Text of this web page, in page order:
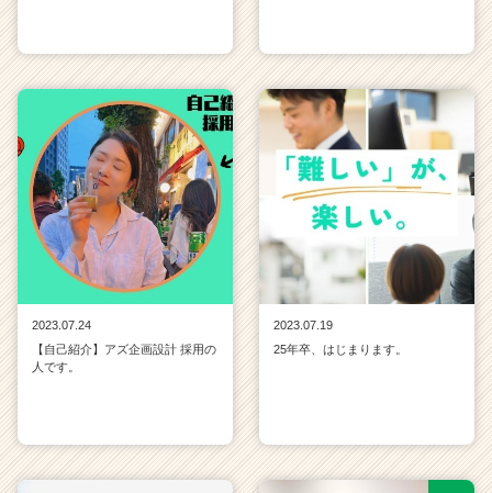
2023.07.24
【自己紹介】アズ企画設計 採用の
人です。
2023.07.19
25年卒、はじまります。